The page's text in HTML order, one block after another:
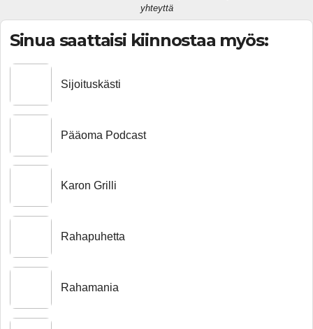
yhteyttä
Sinua saattaisi kiinnostaa myös:
Sijoituskästi
Pääoma Podcast
Karon Grilli
Rahapuhetta
Rahamania